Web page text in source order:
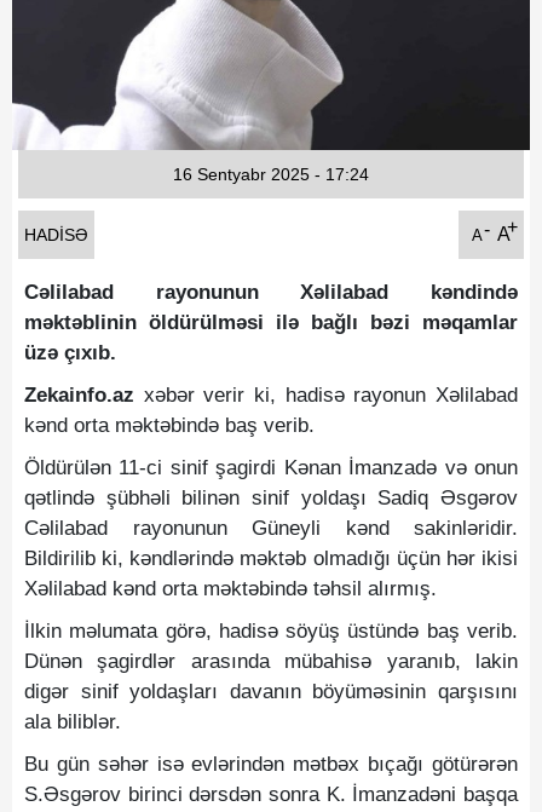
Qarabag Zəfəri
HADISƏ A- A+
16 Sentyabr 2025 - 17:24
Cəlilabad rayonunun Xəlilabad kəndində
məktəblinin öldürülməsi ilə bağlı bəzi məqamlar
üzə çıxıb.
Zekainfo.az xəbər verir ki, hadisə rayonun Xəlilabad
kənd orta məktəbində baş verib.
Öldürülən 11-ci sinif şagirdi Kənan İmanzadə və onun
qətlində şübhəli bilinən sinif yoldaşı Sadiq Əsgərov
Cəlilabad rayonunun Güneyli kənd sakinləridir.
Bildirilib ki, kəndlərində məktəb olmadığı üçün hər ikisi
Xəlilabad kənd orta məktəbində təhsil alırmış.
İlkin məlumata görə, hadisə söyüş üstündə baş verib.
Dünən şagirdlər arasında mübahisə yaranıb, lakin
digər sinif yoldaşları davanın böyüməsinin qarşısını
ala biliblər.
Bu gün səhər isə evlərindən mətbəx bıçağı götürərən
S.Əsgərov birinci dərsdən sonra K. İmanzadəni başqa